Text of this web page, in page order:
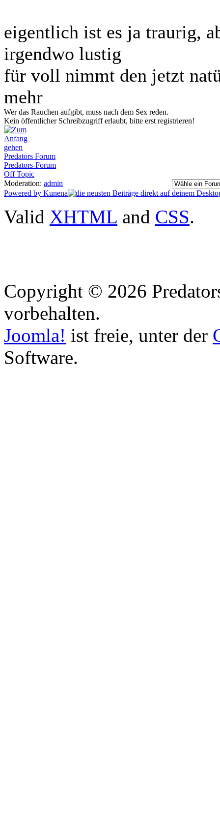
eigentlich ist es ja traurig,
irgendwo lustig
für voll nimmt den jetzt
mehr
Wer das Rauchen aufgibt, muss nach dem Sex reden.
Kein öffentlicher Schreibzugriff erlaubt, bitte erst registrieren!
Predators Forum
Predators-Forum
Off Topic
Moderation: admin
Powered by Kunena
Valid XHTML and CSS.
Copyright © 2026
vorbehalten.
Joomla! ist freie, unter der
Software.